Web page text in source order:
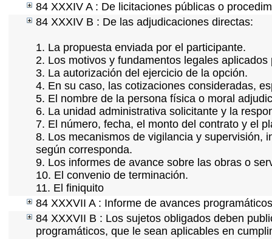
84 XXXIV A : De licitaciones públicas o
84 XXXIV B : De las adjudicaciones directas:
1. La propuesta enviada por el participante.
2. Los motivos y fundamentos legales
3. La autorización del ejercicio de la opción.
4. En su caso, las cotizaciones consideradas,
5. El nombre de la persona física o moral
6. La unidad administrativa solicitante y la
7. El número, fecha, el monto del contrato y el
8. Los mecanismos de vigilancia y supervisión,
según corresponda.
9. Los informes de avance sobre las obras o
10. El convenio de terminación.
11. El finiquito
84 XXXVII A : Informe de avances
84 XXXVII B : Los sujetos obligados deben
programáticos, que le sean aplicables en